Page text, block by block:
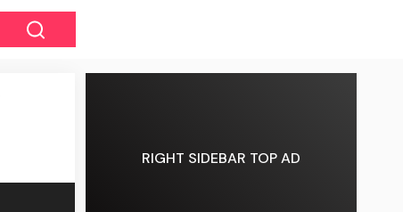
RIGHT SIDEBAR TOP AD